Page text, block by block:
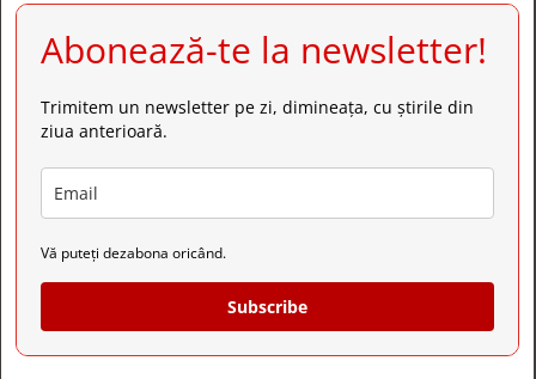
Abonează-te la newsletter!
Trimitem un newsletter pe zi, dimineața, cu știrile din
ziua anterioară.
Vă puteți dezabona oricând.
Subscribe